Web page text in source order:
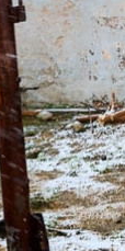
zdjęcia.